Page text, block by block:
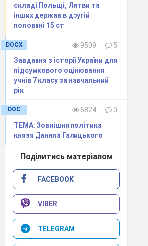
складі Польщі, Литви та
інших держав в другій
половині 15 ст
DOCX 9509
5
Завдання з історії України для
підсумкового оцінювання
учнів 7 класу за навчальний
рік
DOC 6824
0
ТЕМА: Зовнішня політика
князя Данила Галицького
Поділитись матеріалом
FACEBOOK
VIBER
TELEGRAM